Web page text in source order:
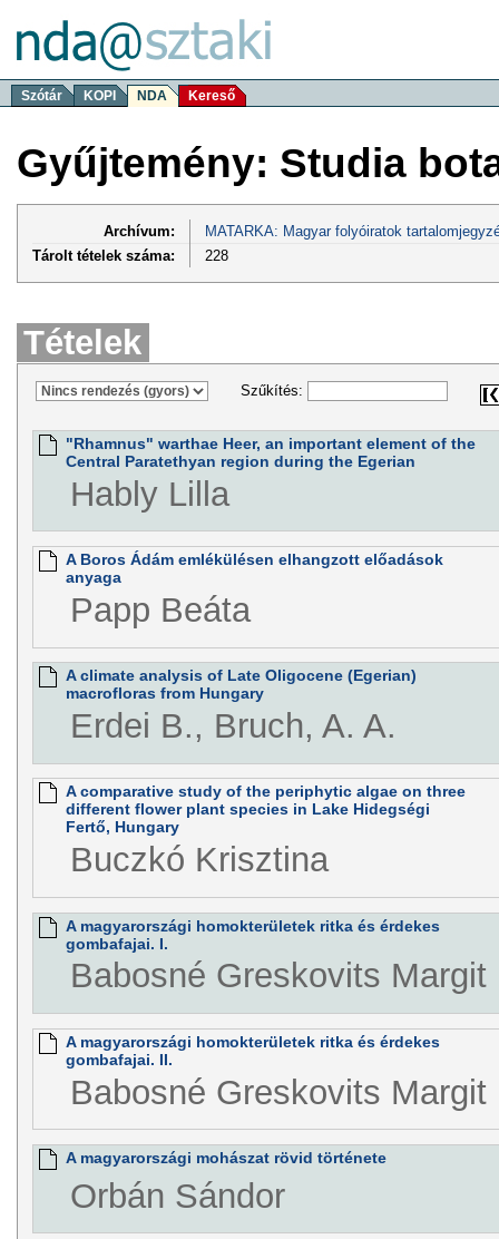
Szótár KOPI NDA Kereső
Gyűjtemény: Studia
Archívum:
MATARKA: Magyar folyóiratok
Tárolt tételek száma:
228
Tételek
Szűkítés:
"Rhamnus" warthae Heer, an important element of the
Central Paratethyan region during the Egerian
Hably Lilla
A Boros Ádám emlékülésen elhangzott előadások
anyaga
Papp Beáta
A climate analysis of Late Oligocene (Egerian)
macrofloras from Hungary
Erdei B., Bruch, A. A.
A comparative study of the periphytic algae on three
different flower plant species in Lake Hidegségi
Fertő, Hungary
Buczkó Krisztina
A magyarországi homokterületek ritka és érdekes
gombafajai. I.
Babosné Greskovits Margit
A magyarországi homokterületek ritka és érdekes
gombafajai. II.
Babosné Greskovits Margit
A magyarországi mohászat rövid története
Orbán Sándor